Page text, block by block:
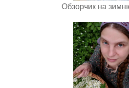
Обзорчик на